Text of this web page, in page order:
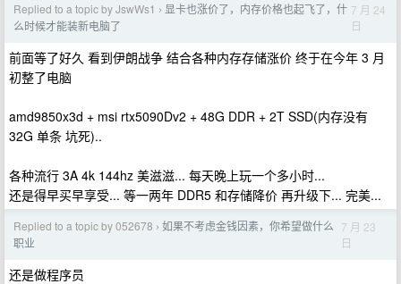
Replied to a topic by JswWs1 › 显卡也涨价了，内存价格也起飞了，什
么时候才能装新电脑了
7 月 24
日
前面等了好久 看到伊朗战争 结合各种内存存储涨价 终于在今年 3 月
初整了电脑
amd9850x3d + msi rtx5090Dv2 + 48G DDR + 2T SSD(内存没有
32G 单条 坑死)..
各种流行 3A 4k 144hz 美滋滋... 每天晚上玩一个多小时...
还是得早买早享受... 等一两年 DDR5 和存储降价 再升级下... 完美...
Replied to a topic by 052678 › 如果不考虑金钱因素，你希望做什么
职业
7 月 23
日
还是做程序员